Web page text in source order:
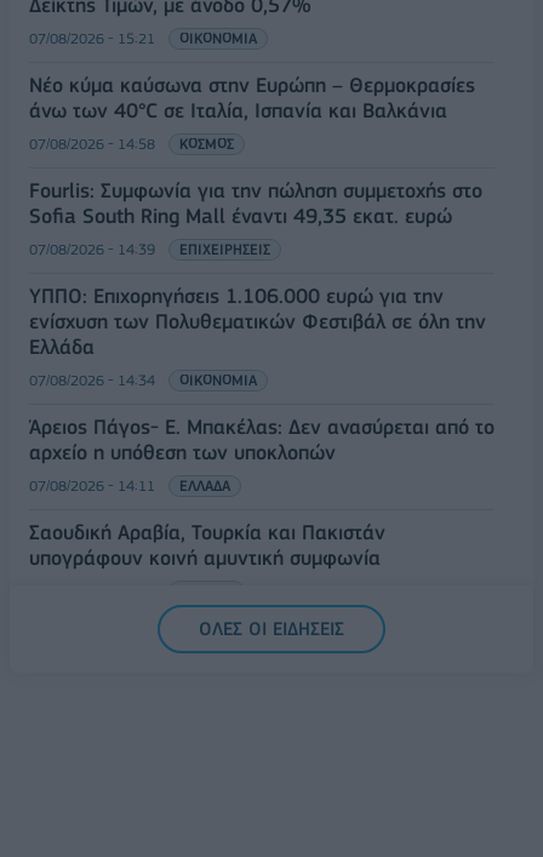
07/08/2026 - 15:21 ΟΙΚΟΝΟΜΙΑ
Νέο κύμα καύσωνα στην Ευρώπη – Θερμοκρασίες
άνω των 40°C σε Ιταλία, Ισπανία και Βαλκάνια
07/08/2026 - 14:58 ΚΟΣΜΟΣ
Fourlis: Συμφωνία για την πώληση συμμετοχής στο
Sofia South Ring Mall έναντι 49,35 εκατ. ευρώ
07/08/2026 - 14:39 ΕΠΙΧΕΙΡΗΣΕΙΣ
ΥΠΠΟ: Επιχορηγήσεις 1.106.000 ευρώ για την
ενίσχυση των Πολυθεματικών Φεστιβάλ σε όλη την
Ελλάδα
07/08/2026 - 14:34 ΟΙΚΟΝΟΜΙΑ
Άρειος Πάγος- Ε. Μπακέλας: Δεν ανασύρεται από το
αρχείο η υπόθεση των υποκλοπών
07/08/2026 - 14:11 ΕΛΛΑΔΑ
Σαουδική Αραβία, Τουρκία και Πακιστάν
υπογράφουν κοινή αμυντική συμφωνία
ΟΛΕΣ ΟΙ ΕΙΔΗΣΕΙΣ